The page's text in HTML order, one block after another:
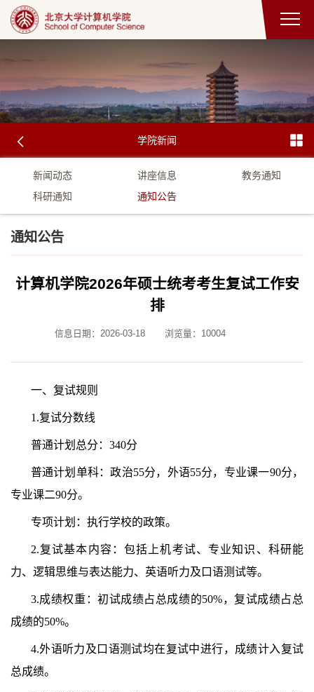
学院新闻
新闻动态 讲座信息
教务通知
科研通知
通知公告
通知公告
计算机学院2026年硕士统考考生复试工作安
排
信息日期：2026-03-18 浏览量： 10004
一、复试规则
1.复试分数线
普通计划总分： 340分
普通计划单科：政治55分，外语55分，专业课一90分，
专业课二90分。
专项计划：执行学校的政策。
2.复试基本内容：包括上机考试、专业知识、科研能
力、逻辑思维与表达能力、英语听力及口语测试等。
3.成绩权重：初试成绩占总成绩的50%，复试成绩占总
成绩的50%。
4.外语听力及口语测试均在复试中进行，成绩计入复试
总成绩。